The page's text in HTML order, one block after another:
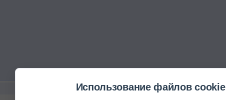
Использование файлов cookie